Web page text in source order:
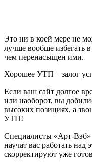
Это ни в коей мере не
лучше вообще избегать
чем перенасыщен ими.
Хорошее УТП – залог
Если ваш сайт долгое
или наоборот, вы
высоких позициях, а
УТП!
Специалисты «Арт-Вэб»
научат вас работать над
скорректируют уже